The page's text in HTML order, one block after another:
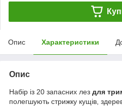
Опис Характеристики
Опис
Набір із 20 запасних лез для
полегшують стрижку кущів,